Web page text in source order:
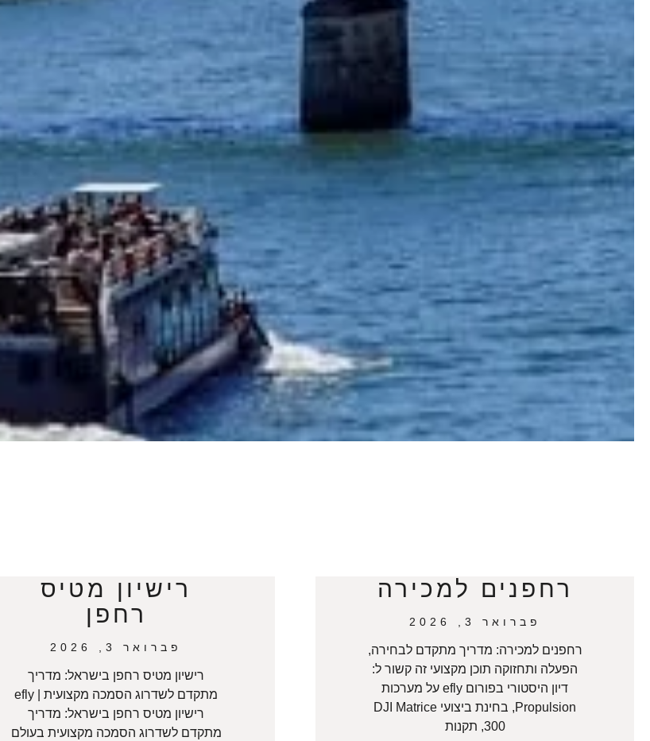
רחפנים למכירה
פברואר 3, 2026
רחפנים למכירה: מדריך מתקדם לבחירה,
הפעלה ותחזוקה תוכן מקצועי זה קשור ל:
דיון היסטורי בפורום efly על מערכות
Propulsion, בחינת ביצועי DJI Matrice
300, תקנות
רישיון מטיס
רחפן
פברואר 3, 2026
רישיון מטיס רחפן בישראל: מדריך
מתקדם לשדרוג הסמכה מקצועית | efly
רישיון מטיס רחפן בישראל: מדריך
מתקדם לשדרוג הסמכה מקצועית בעולם